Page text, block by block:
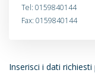
Inserisci i dati
Tel: 0159840144
Fax: 0159840144